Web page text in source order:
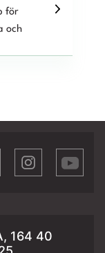
för
och
164 40